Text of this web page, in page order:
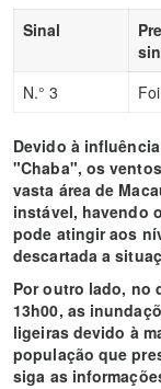
Sinal
N.° 3
Devido à
"Chaba", os
vasta área de
instável, havendo
pode atingir aos
descartada a
Por outro lado, no
13h00, as
ligeiras devido à
população que
siga as